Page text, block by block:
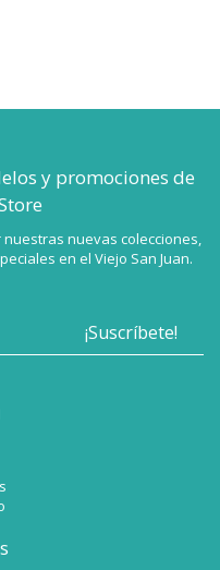
y promociones de
nuevas colecciones,
en el Viejo San Juan.